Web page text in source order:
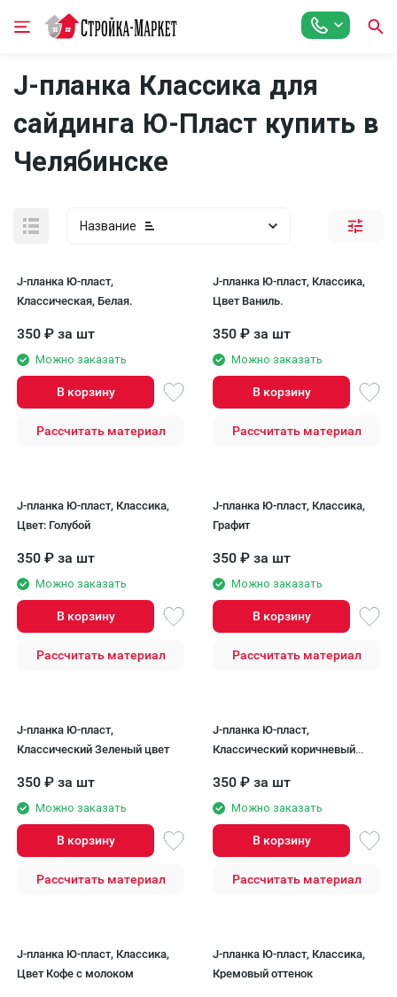
J-планка Классика для
сайдинга Ю-Пласт купить в
Челябинске
Название
J-планка Ю-пласт,
Классическая, Белая.
350 ₽ за шт
Можно заказать
В корзину
Рассчитать материал
J-планка Ю-пласт, Классика,
Цвет Ваниль.
350 ₽ за шт
Можно заказать
В корзину
Рассчитать материал
J-планка Ю-пласт, Классика,
Цвет: Голубой
350 ₽ за шт
Можно заказать
В корзину
Рассчитать материал
J-планка Ю-пласт, Классика,
Графит
350 ₽ за шт
Можно заказать
В корзину
Рассчитать материал
J-планка Ю-пласт,
Классический Зеленый цвет
350 ₽ за шт
Можно заказать
В корзину
Рассчитать материал
J-планка Ю-пласт,
Классический коричневый
350 ₽ за шт
Можно заказать
В корзину
Рассчитать материал
J-планка Ю-пласт, Классика,
Цвет Кофе с молоком
J-планка Ю-пласт, Классика,
Кремовый оттенок